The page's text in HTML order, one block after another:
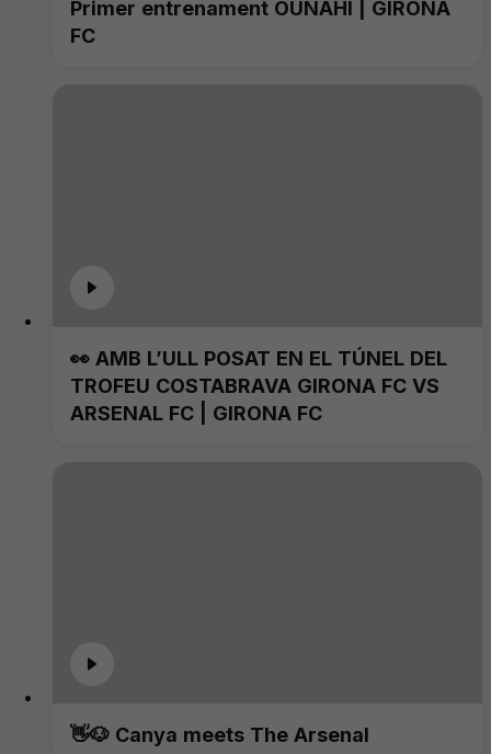
Primer entrenament OUNAHI | GIRONA
FC
👀 AMB L’ULL POSAT EN EL TÚNEL DEL
TROFEU COSTABRAVA GIRONA FC VS
ARSENAL FC | GIRONA FC
👋🐶 Canya meets The Arsenal